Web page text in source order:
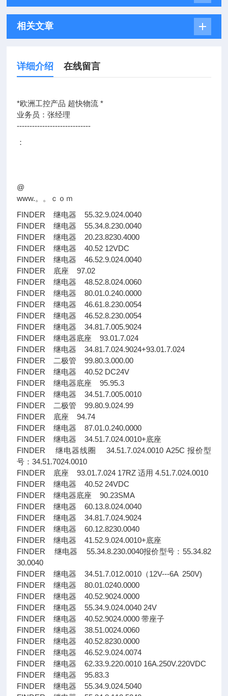
相关文章
详细介绍 在线留言
*欧洲工控产品 超快物流 *
业务员：张经理
-----------------------------
：
@
www.。。ｃｏｍ
FINDER 继电器 55.32.9.024.0040
FINDER 继电器 55.34.8.230.0040
FINDER 继电器 20.23.8230.4000
FINDER 继电器 40.52 12VDC
FINDER 继电器 46.52.9.024.0040
FINDER 底座 97.02
FINDER 继电器 48.52.8.024.0060
FINDER 继电器 80.01.0.240.0000
FINDER 继电器 46.61.8.230.0054
FINDER 继电器 46.52.8.230.0054
FINDER 继电器 34.81.7.005.9024
FINDER 继电器底座 93.01.7.024
FINDER 继电器 34.81.7.024.9024+93.01.7.024
FINDER 二极管 99.80.3.000.00
FINDER 继电器 40.52 DC24V
FINDER 继电器底座 95.95.3
FINDER 继电器 34.51.7.005.0010
FINDER 二极管 99.80.9.024.99
FINDER 底座 94.74
FINDER 继电器 87.01.0.240.0000
FINDER 继电器 34.51.7.024.0010+底座
FINDER 继电器线圈 34.51.7.024.0010 A25C 报价型
号：34.51.7024.0010
FINDER 底座 93.01.7.024 17RZ 适用 4.51.7.024.0010
FINDER 继电器 40.52 24VDC
FINDER 继电器底座 90.23SMA
FINDER 继电器 60.13.8.024.0040
FINDER 继电器 34.81.7.024.9024
FINDER 继电器 60.12.8230.0040
FINDER 继电器 41.52.9.024.0010+底座
FINDER 继电器 55.34.8.230.0040报价型号：55.34.82
30.0040
FINDER 继电器 34.51.7.012.0010（12V---6A 250V)
FINDER 继电器 80.01.0240.0000
FINDER 继电器 40.52.9024.0000
FINDER 继电器 55.34.9.024.0040 24V
FINDER 继电器 40.52.9024.0000 带座子
FINDER 继电器 38.51.0024.0060
FINDER 继电器 40.52.8230.0000
FINDER 继电器 46.52.9.024.0074
FINDER 继电器 62.33.9.220.0010 16A.250V.220VDC
FINDER 继电器 95.83.3
FINDER 继电器 55.34.9.024.5040